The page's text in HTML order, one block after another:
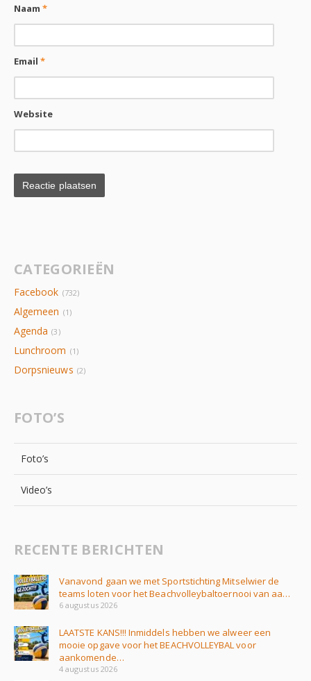
Naam*
Email*
Website
CATEGORIEËN
Facebook (732)
Algemeen (1)
Agenda (3)
Lunchroom (1)
Dorpsnieuws (2)
FOTO’S
Foto’s
Video’s
RECENTE BERICHTEN
Vanavond gaan we met Sportstichting Mitselwier de
teams loten voor het Beachvolleybaltoernooi van aa…
6 augustus 2026
LAATSTE KANS!!! Inmiddels hebben we alweer een
mooie opgave voor het BEACHVOLLEYBAL voor
aankomende…
4 augustus 2026